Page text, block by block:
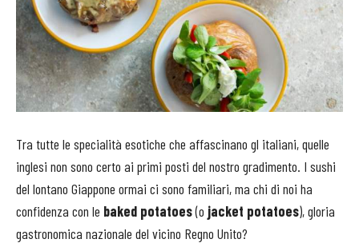
Tra tutte le specialità esotiche che affascinano gl italiani, quelle
inglesi non sono certo ai primi posti del nostro gradimento. I sushi
del lontano Giappone ormai ci sono familiari, ma chi di noi ha
confidenza con le baked potatoes(o jacket potatoes), gloria
gastronomica nazionale del vicino Regno Unito?